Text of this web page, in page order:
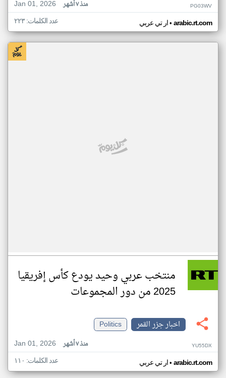
Jan 01, 2026
منذ ٧ أشهر PG03WV
ار تي عربي• arabic.rt.com عدد الكلمات: ٢٢٣
منتخب عربي وحيد يودع كأس إفريقيا
2025 من دور المجموعات
اخبار جزر القمر
Politics
Jan 01, 2026
منذ ٧ أشهر YU55DX
ار تي عربي• arabic.rt.com عدد الكلمات: ١١٠